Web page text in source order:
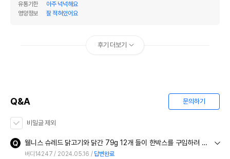
유통기한
아주 넉넉해요
영양정보
잘 적혀있어요
후기 더보기
Q&A 문의하기
비밀글 제외
웰니스 슈레드 닭고기와 닭간 79g 12개 들이 한박스를 구입하려 하는데 혹 지금 주문하면 해당제품의 유효기간이 언제인지 확인부탁드립미다.
버디14247 2024.05.16 답변완료